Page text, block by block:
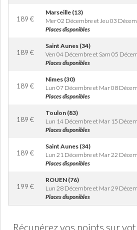
189 €
Marseille (13)
Mer 02 Décembre et Jeu 03
Places disponibles
189 €
Saint Aunes (34)
Ven 04 Décembre et Sam 05
Places disponibles
189 €
Nimes (30)
Lun 07 Décembre et Mar 08
Places disponibles
189 €
Toulon (83)
Lun 14 Décembre et Mar 15
Places disponibles
189 €
Saint Aunes (34)
Lun 21 Décembre et Mar 22
Places disponibles
199 €
ROUEN (76)
Lun 28 Décembre et Mar 29
Places disponibles
Récupérez vos points sur